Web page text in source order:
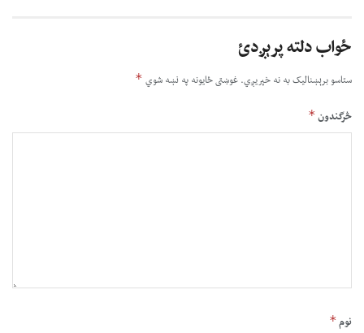
ځواب دلته پرېږدئ
ستاسو برېښناليک به نه خپريږي.غوښتى ځایونه په نښه شوي *
څرگندون*
نوم*